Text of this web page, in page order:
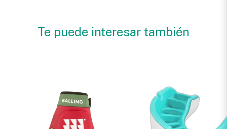
Te puede interesar también